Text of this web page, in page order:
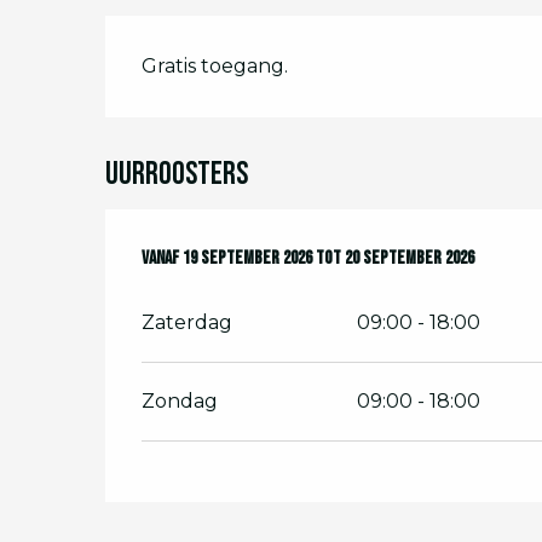
Gratis toegang.
Uurroosters
Vanaf19 september 2026tot 20 september 2026
Vanaf19 september 2026tot 20 september 2026
Zaterdag 09:00 - 18:00
Zondag 09:00 - 18:00